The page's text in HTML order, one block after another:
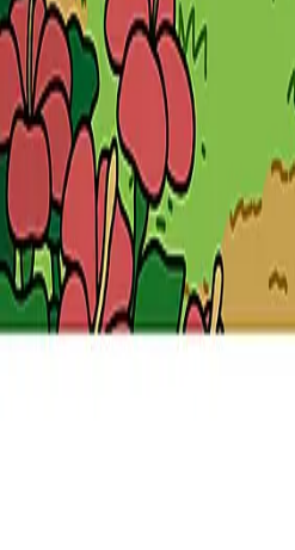
미야오타운